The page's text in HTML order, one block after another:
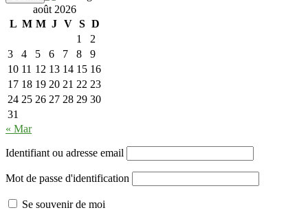
août 2026
L M M J V S D
1
2
3
4 5 6 7 8
9
10 11 12 13 14 15 16
17 18 19 20 21 22 23
24 25 26 27 28 29 30
31
« Mar
Identifiant ou adresse email
Mot de passe d'identification
Se souvenir de moi